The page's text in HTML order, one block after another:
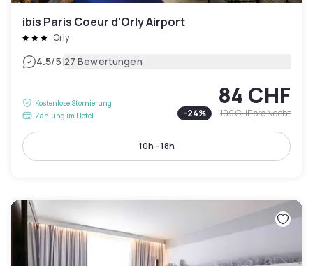
ibis Paris Coeur d'Orly Airport
Orly
4.5/5|27 Bewertungen
Kostenlose Stornierung
Zahlung im Hotel
84 CHF
-24% 109 CHFpro Nacht
10h - 18h